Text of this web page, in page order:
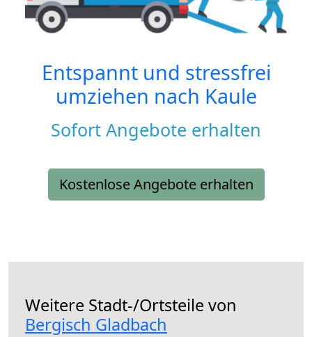
Entspannt und stressfrei
umziehen nach Kaule
Sofort Angebote erhalten
Kostenlose Angebote erhalten
Weitere Stadt-/Ortsteile von
Bergisch Gladbach